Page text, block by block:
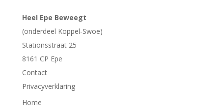
Heel Epe Beweegt
(onderdeel Koppel-Swoe)
Stationsstraat 25
8161 CP Epe
Contact
Privacyverklaring
Home